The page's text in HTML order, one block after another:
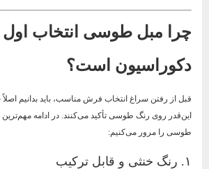
چرا مبل طوسی انتخاب اول
دکوراسیون است؟
قبل از رفتن سراغ انتخاب فرش مناسب، باید بدانیم اصلاً
این‌قدر روی رنگ طوسی تأکید می‌کنند. در ادامه مهم‌ترین
طوسی را مرور می‌کنیم: